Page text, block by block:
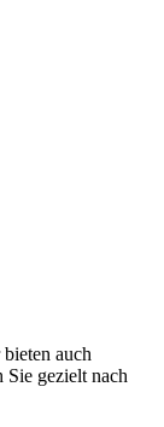
auch
Sie gezielt nach